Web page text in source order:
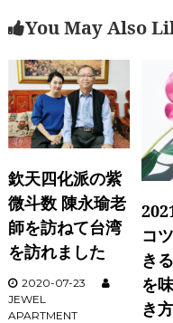
ビ
ー
シ
ョ
ン
You May Also
欽天四化派の紫
微斗数 陳永瑜老
師を訪ねて台湾
を訪れました
2020-07-23
JEWEL
APARTMENT
コ
き
を
き方